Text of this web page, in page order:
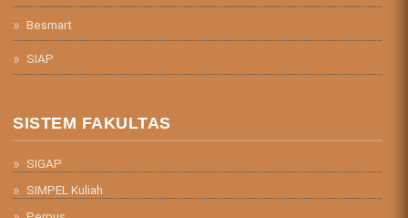
Besmart
SIAP
SISTEM FAKULTAS
SIGAP
SIMPEL Kuliah